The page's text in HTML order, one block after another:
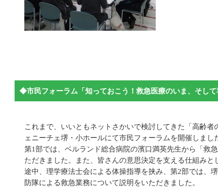
◆市民フォーラム「知っておこう！救急医療のいま、そし
これまで、いいともネットさかいで検討してきた「高齢
ェニーチェ堺・小ホールにて市民フォーラムを開催しまし
第1部では、ベルランド総合病院の濱口満英先生から「救
ただきました。また、皆さんの意思決定を支える仕組み
途中、理学療法士会による体操指導を挟み、第2部では、
防隊による救急業務について説明をいただきました。